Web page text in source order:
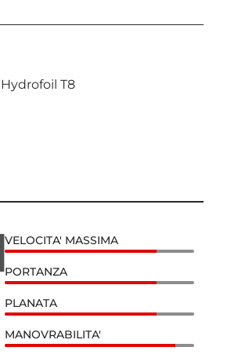
T8
VELOCITA' MASSIMA
PORTANZA
PLANATA
MANOVRABILITA'